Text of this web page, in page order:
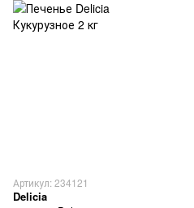
Артикул: 234121
Delicia